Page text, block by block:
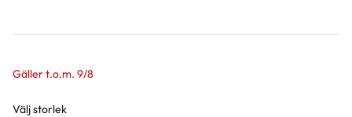
Gäller t.o.m. 9/8
Välj storlek